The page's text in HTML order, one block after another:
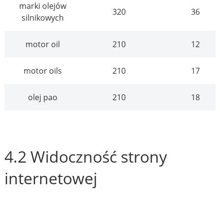
marki olejów
silnikowych
320 36
motor oil 210 12
motor oils 210 17
olej pao 210 18
4.2 Widoczność strony
internetowej